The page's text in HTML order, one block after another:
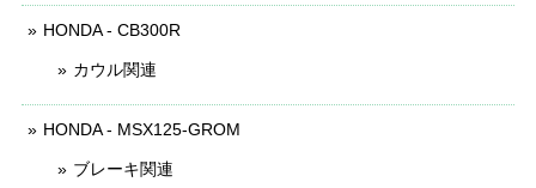
HONDA - CB300R
カウル関連
HONDA - MSX125-GROM
ブレーキ関連